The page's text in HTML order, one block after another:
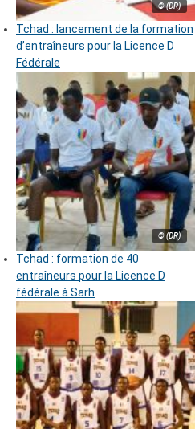
© (DR)
Tchad : lancement de la formation
d’entraîneurs pour la Licence D
Fédérale
© (DR)
Tchad : formation de 40
entraîneurs pour la Licence D
fédérale à Sarh